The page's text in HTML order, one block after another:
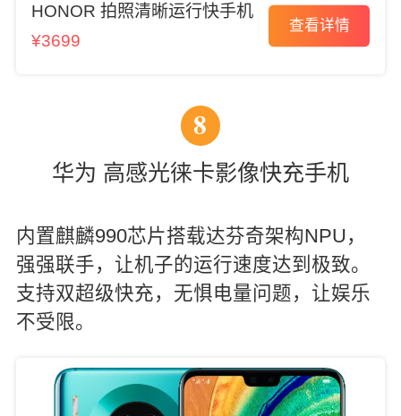
HONOR 拍照清晰运行快手机
¥3699
查看详情
8
华为 高感光徕卡影像快充手机
内置麒麟990芯片搭载达芬奇架构NPU，
强强联手，让机子的运行速度达到极致。
支持双超级快充，无惧电量问题，让娱乐
不受限。